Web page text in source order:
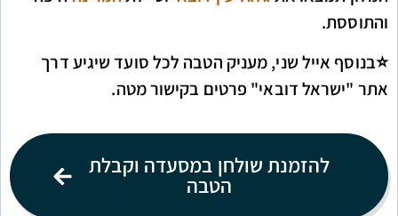
והתוססת.
⭐️בנוסף אייל שני, מעניק הטבה לכל סועד שיגיע דרך
אתר "ישראל דובאי" פרטים בקישור מטה.
להזמנת שולחן במסעדה וקבלת
הטבה